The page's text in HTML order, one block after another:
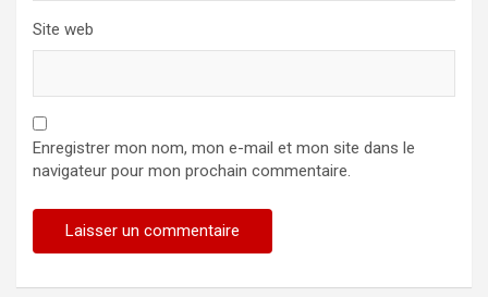
Site web
Enregistrer mon nom, mon e-mail et mon site dans le
navigateur pour mon prochain commentaire.